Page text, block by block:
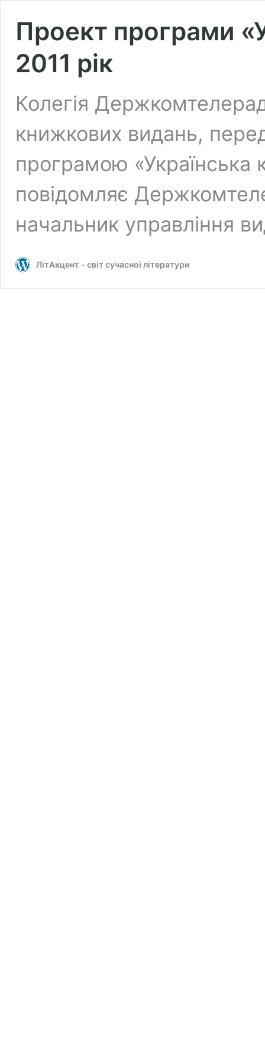
Проект програми
2011 рік
Колегія
книжкових видань,
програмою «Українська
повідомляє
начальник управління
ЛітАкцент - світ сучасної літератури